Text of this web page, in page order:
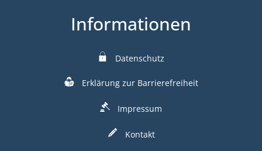
Informationen
Datenschutz
Erklärung zur Barrierefreiheit
Impressum
Kontakt